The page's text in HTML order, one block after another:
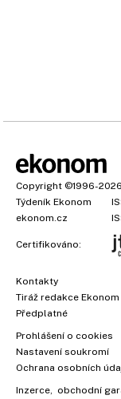
Copyright ©1996-2026
Týdeník Ekonom
ekonom.cz
Certifikováno:
Kontakty
Tiráž redakce Ekonom
Předplatné
Prohlášení o cookies
Nastavení soukromí
Ochrana osobních
Inzerce , obchodní